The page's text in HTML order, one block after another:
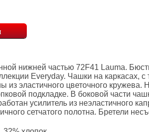
нижней частью 72F41 Lauma.
Everyday. Чашки на каркасах, с
эластичного цветочного кружева.
подкладке. В боковой части
усилитель из неэластичного
сетчатого полотна. Бретели